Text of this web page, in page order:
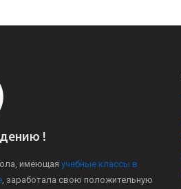
!
имеющая учебные классы в
, заработала свою положительную